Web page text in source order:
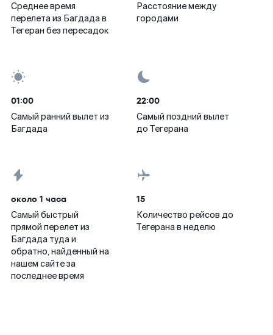
Среднее время
перелета из Багдада в
Тегеран без пересадок
Расстояние между
городами
01:00
Самый ранний вылет из
Багдада
22:00
Самый поздний вылет
до Тегерана
около 1 часа
Самый быстрый
прямой перелет из
Багдада туда и
обратно, найденный на
нашем сайте за
последнее время
15
Количество рейсов до
Тегерана в неделю